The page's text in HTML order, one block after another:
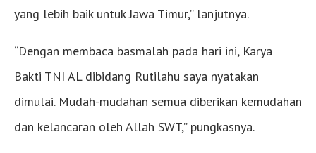
yang lebih baik untuk Jawa Timur,” lanjutnya.
“Dengan membaca basmalah pada hari ini, Karya
Bakti TNI AL dibidang Rutilahu saya nyatakan
dimulai. Mudah-mudahan semua diberikan kemudahan
dan kelancaran oleh Allah SWT,” pungkasnya.